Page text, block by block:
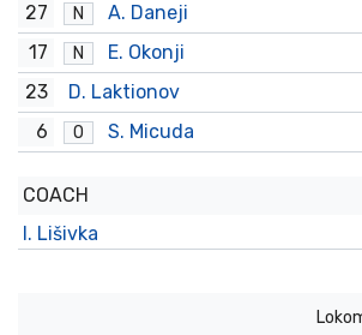
27 N A. Daneji
17 N E. Okonji
23 D. Laktionov
6 O S. Micuda
COACH
I. Lišivka